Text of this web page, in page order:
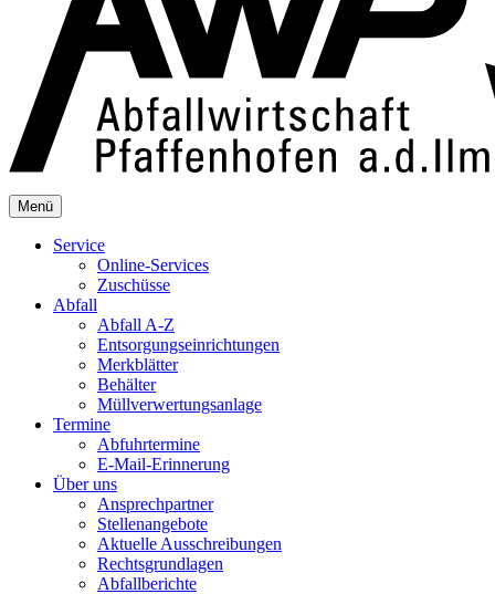
Menü
Service
Online-Services
Zuschüsse
Abfall
Abfall A-Z
Entsorgungseinrichtungen
Merkblätter
Behälter
Müllverwertungsanlage
Termine
Abfuhrtermine
E-Mail-Erinnerung
Über uns
Ansprechpartner
Stellenangebote
Aktuelle Ausschreibungen
Rechtsgrundlagen
Abfallberichte